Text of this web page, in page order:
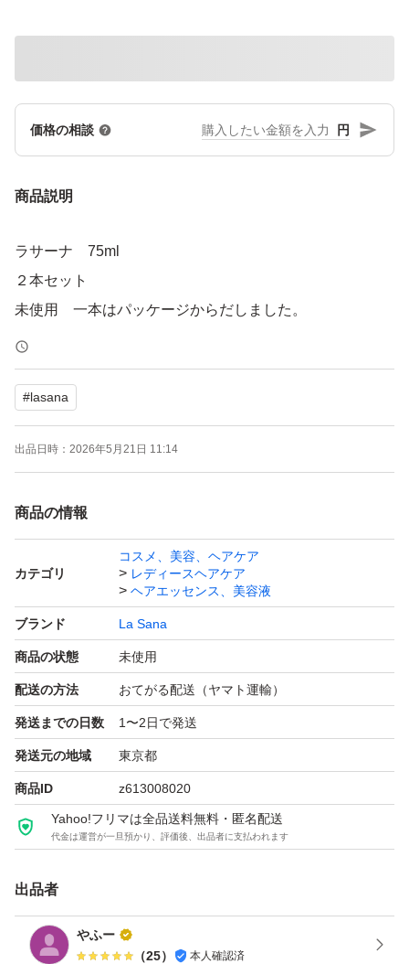
価格の相談 円
商品説明
ラサーナ 75ml
２本セット
#lasana
出品日時： 2026年5月21日 11:14
商品の情報
カテゴリ
コスメ、美容、ヘアケア
レディースヘアケア
ヘアエッセンス、美容液
ブランド La Sana
商品の状態 未使用
配送の方法 おてがる配送（ヤマト運輸）
発送までの日数 1〜2日で発送
発送元の地域 東京都
商品ID z613008020
Yahoo!フリマは全品送料無料・匿名配送
代金は運営が一旦預かり、評価後、出品者に支払われます
出品者
やふー
（25） 本人確認済